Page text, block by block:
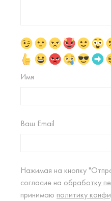
Имя
Ваш Email
Нажимая на кнопку
согласие на обработку
принимаю политику